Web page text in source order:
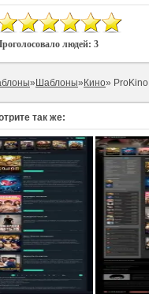
людей: 3
» Шаблоны» Кино» ProKino
так же: